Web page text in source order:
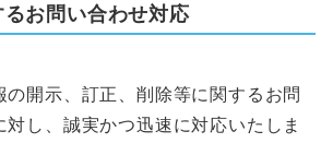
お問い合わせ対応
の開示、訂正、削除等に関するお問
対し、誠実かつ迅速に対応いたしま